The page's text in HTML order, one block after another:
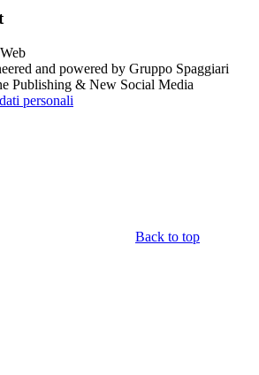
and powered by Gruppo Spaggiari
Publishing & New Social Media
personali
Back to top